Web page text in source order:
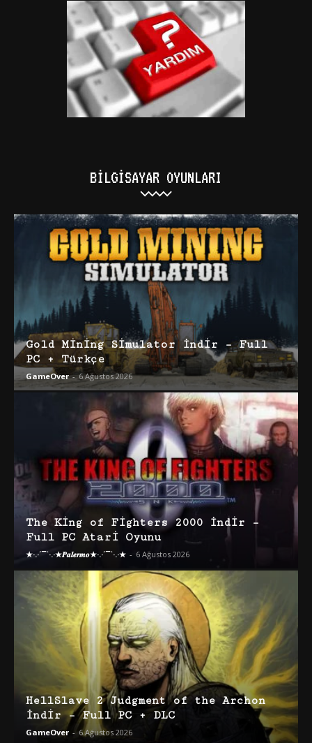
BILGISAYAR OYUNLARI
Gold Mining Simulator İndir – Full
PC + Türkçe
GameOver - 6 Ağustos 2026
The King of Fighters 2000 İndir –
Full PC Atari Oyunu
★·.·´¯`·.·★𝑷𝒂𝒍𝒆𝒓𝒎𝒐★·.·´¯`·.·★ - 6 Ağustos 2026
HellSlave 2 Judgment of the Archon
İndir – Full PC + DLC
GameOver - 6 Ağustos 2026